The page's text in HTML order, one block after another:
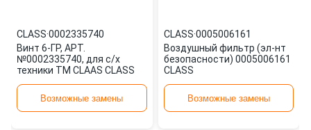
CLASS·0002335740
Винт 6-ГР, АРТ.
№0002335740, для с/х
техники TM CLAAS CLASS
Возможные замены
CLASS·0005006161
Воздушный фильтр (эл-нт
безопасности) 0005006161
CLASS
Возможные замены